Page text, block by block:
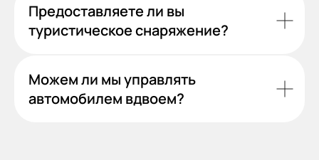
Предоставляете ли вы
туристическое снаряжение?
Можем ли мы управлять
автомобилем вдвоем?